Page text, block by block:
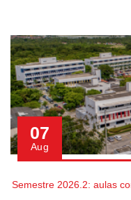
07
Aug
Semestre 2026.2: aulas